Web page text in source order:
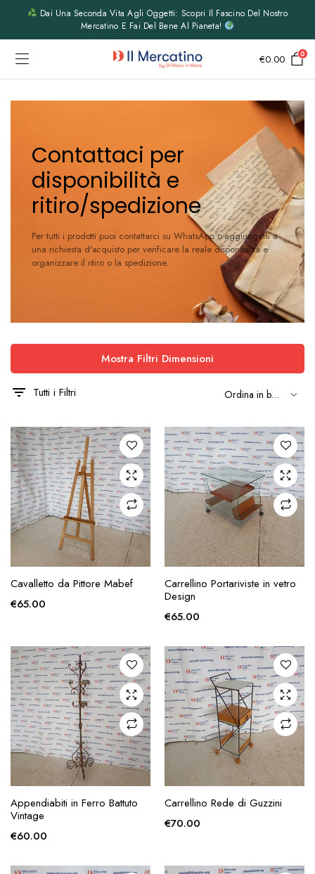
Dai Una Seconda Vita Agli Oggetti: Scopri Il Fascino Del Nostro
Mercatino E Fai Del Bene Al Pianeta!
€0.00 0
Contattaci per
disponibilità e
ritiro/spedizione
Per tutti i prodotti puoi contattarci su WhatsApp o aggiungerli a
una richiesta d'acquisto per verificare la reale disponibilità e
organizzare il ritiro o la spedizione.
Mostra Filtri Dimensioni
Tutti i Filtri
RICHIESTA
Cavalletto da Pittore Mabef
€65.00
RICHIESTA
Carrellino Portariviste in vetro
Design
€65.00
RICHIESTA
Appendiabiti in Ferro Battuto
Vintage
€60.00
RICHIESTA
Carrellino Rede di Guzzini
€70.00